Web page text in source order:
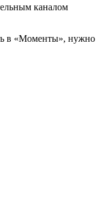
каналом
в «Моменты», нужно